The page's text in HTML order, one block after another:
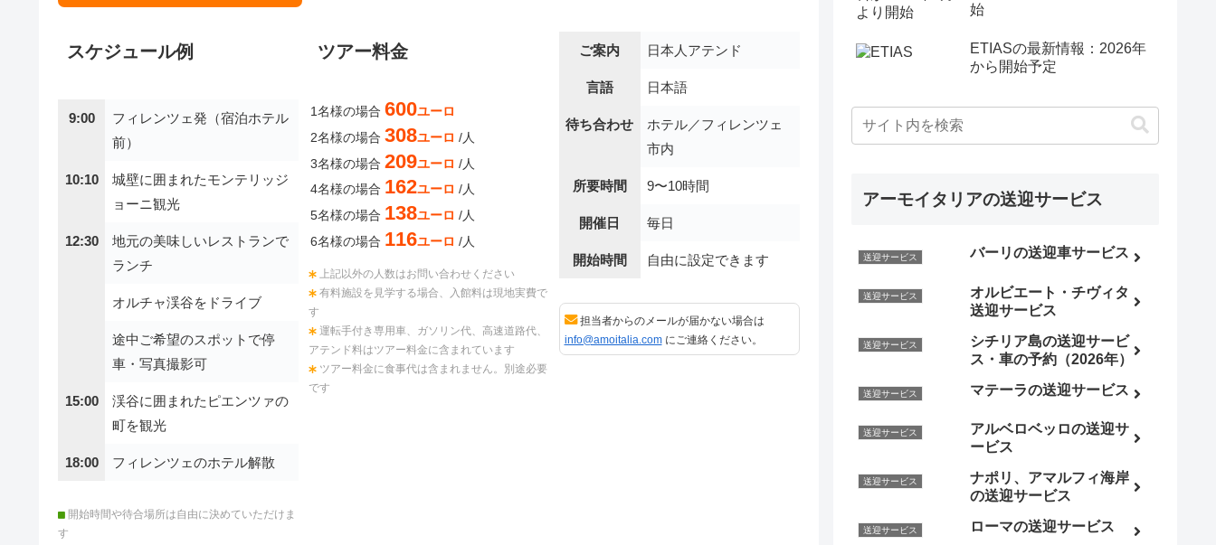
スケジュール例
9:00
フィレンツェ発（宿泊ホテル
前）
10:10
城壁に囲まれたモンテリッジ
ョーニ観光
12:30
地元の美味しいレストランで
ランチ
オルチャ渓谷をドライブ
途中ご希望のスポットで停
車・写真撮影可
15:00
渓谷に囲まれたピエンツァの
町を観光
18:00 フィレンツェのホテル解散
開始時間や待合場所は自由に決めていただけま
す
ツアー料金
1名様の場合600ユーロ
2名様の場合308ユーロ /人
3名様の場合209ユーロ /人
4名様の場合 162ユーロ /人
5名様の場合 138ユーロ /人
6名様の場合 116ユーロ /人
上記以外の人数はお問い合わせください
有料施設を見学する場合、入館料は現地実費で
す
運転手付き専用車、ガソリン代、高速道路代、
アテンド料はツアー料金に含まれています
ツアー料金に食事代は含まれません。別途必要
です
ご案内 日本人アテンド
言語 日本語
待ち合わせ
ホテル／フィレンツェ
市内
所要時間 9〜10時間
開催日 毎日
開始時間 自由に設定できます
担当者からのメールが届かない場合は
info@amoitalia.comにご連絡ください。
始
ETIASの最新情報：2026年
から開始予定
アーモイタリアの送迎サービス
送迎サービス バーリの送迎車サービス
送迎サービス
オルビエート・チヴィタ
送迎サービス
送迎サービス
シチリア島の送迎サービ
ス・車の予約（2026年）
送迎サービス マテーラの送迎サービス
送迎サービス
アルベロベッロの送迎サ
ービス
送迎サービス
ナポリ、アマルフィ海岸
の送迎サービス
送迎サービス ローマの送迎サービス